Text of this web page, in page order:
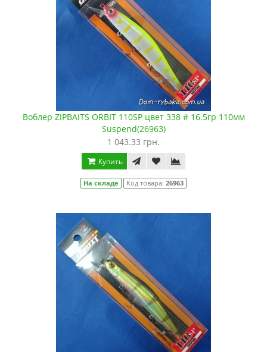
Воблер ZIPBAITS ORBIT 110SP цвет 338 # 16.5гр 110мм
Suspend(26963)
1 043.33 грн.
Купить
На складе Код товара: 26963